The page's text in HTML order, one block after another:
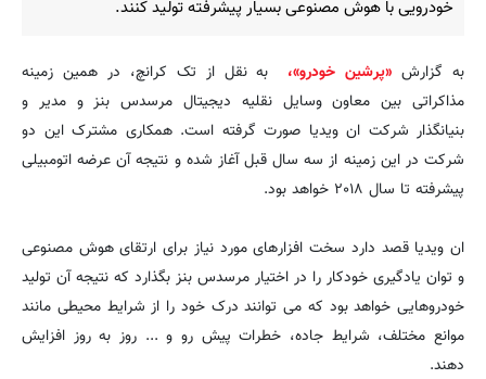
خودرویی با هوش مصنوعی بسیار پیشرفته تولید کنند.
به گزارش«پرشین خودرو»، به نقل از تک کرانچ، در همین زمینه
مذاکراتی بین معاون وسایل نقلیه دیجیتال مرسدس بنز و مدیر و
بنیانگذار شرکت ان ویدیا صورت گرفته است. همکاری مشترک این دو
شرکت در این زمینه از سه سال قبل آغاز شده و نتیجه آن عرضه اتومبیلی
پیشرفته تا سال ۲۰۱۸ خواهد بود.
ان ویدیا قصد دارد سخت افزارهای مورد نیاز برای ارتقای هوش مصنوعی
و توان یادگیری خودکار را در اختیار مرسدس بنز بگذارد که نتیجه آن تولید
خودروهایی خواهد بود که می توانند درک خود را از شرایط محیطی مانند
موانع مختلف، شرایط جاده، خطرات پیش رو و ... روز به روز افزایش
دهند.